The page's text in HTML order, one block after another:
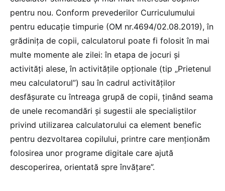
pentru nou. Conform prevederilor Curriculumului
pentru educație timpurie (OM nr.4694/02.08.2019), în
grădiniţa de copii, calculatorul poate fi folosit în mai
multe momente ale zilei: în etapa de jocuri şi
activități alese, în activităţile opţionale (tip „Prietenul
meu calculatorul”) sau în cadrul activităţilor
desfăşurate cu întreaga grupă de copii, ținând seama
de unele recomandări și sugestii ale specialiștilor
privind utilizarea calculatorului ca element benefic
pentru dezvoltarea copilului, printre care menționăm
folosirea unor programe digitale care ajută
descoperirea, orientată spre învățare”.